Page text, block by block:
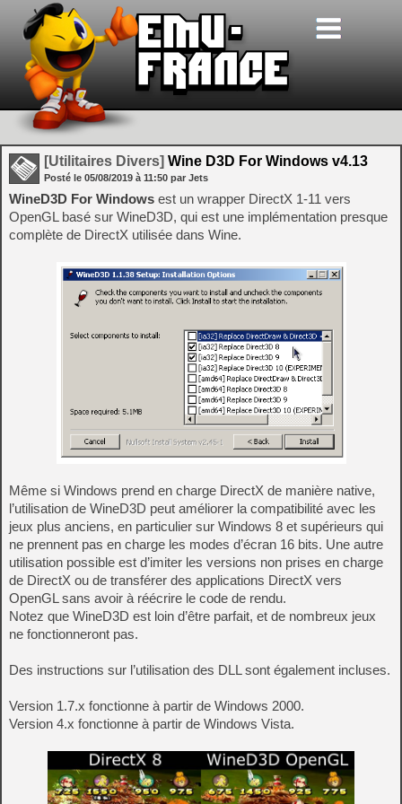
[Utilitaires Divers] Wine D3D For Windows v4.13
Posté le 05/08/2019 à 11:50 par Jets
WineD3D For Windows est un wrapper DirectX 1-11 vers
OpenGL basé sur WineD3D, qui est une implémentation presque
complète de DirectX utilisée dans Wine.
Même si Windows prend en charge DirectX de manière native,
l’utilisation de WineD3D peut améliorer la compatibilité avec les
jeux plus anciens, en particulier sur Windows 8 et supérieurs qui
ne prennent pas en charge les modes d’écran 16 bits. Une autre
utilisation possible est d’imiter les versions non prises en charge
de DirectX ou de transférer des applications DirectX vers
OpenGL sans avoir à réécrire le code de rendu.
Notez que WineD3D est loin d’être parfait, et de nombreux jeux
ne fonctionneront pas.
Des instructions sur l’utilisation des DLL sont également incluses.
Version 1.7.x fonctionne à partir de Windows 2000.
Version 4.x fonctionne à partir de Windows Vista.